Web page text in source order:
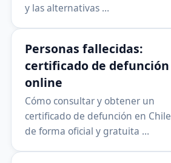
y las alternativas …
Personas fallecidas:
certificado de defunción
online
Cómo consultar y obtener un
certificado de defunción en Chile
de forma oficial y gratuita …